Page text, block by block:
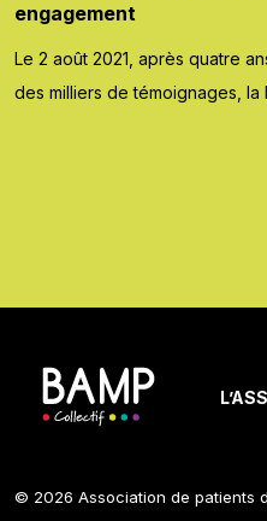
engagement
Le 2 août 2021, après quatre
des milliers de témoignages,
© 2026 Association de patients